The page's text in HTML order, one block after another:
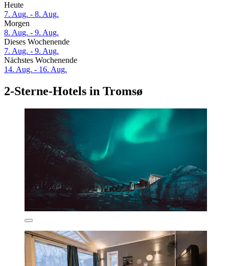
Heute
7. Aug. - 8. Aug.
Morgen
8. Aug. - 9. Aug.
Dieses Wochenende
7. Aug. - 9. Aug.
Nächstes Wochenende
14. Aug. - 16. Aug.
2-Sterne-Hotels in Tromsø